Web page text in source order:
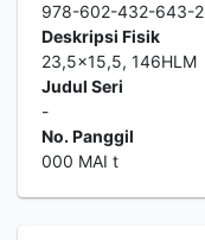
978-602-432-643-2
Deskripsi Fisik
23,5x15,5, 146HLM
Judul Seri
-
No. Panggil
000 MAI t